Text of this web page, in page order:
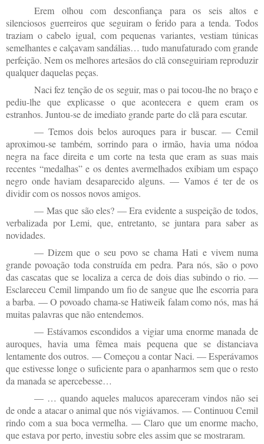
Erem olhou com desconfiança para os seis altos e
silenciosos guerreiros que seguiram o ferido para a tenda. Todos
traziam o cabelo igual, com pequenas variantes, vestiam túnicas
semelhantes e calçavam sandálias… tudo manufaturado com grande
perfeição. Nem os melhores artesãos do clã conseguiriam reproduzir
qualquer daquelas peças.
Naci fez tenção de os seguir, mas o pai tocou-lhe no braço e
pediu-lhe que explicasse o que acontecera e quem eram os
estranhos. Juntou-se de imediato grande parte do clã para escutar.
— Temos dois belos auroques para ir buscar. — Cemil
aproximou-se também, sorrindo para o irmão, havia uma nódoa
negra na face direita e um corte na testa que eram as suas mais
recentes “medalhas” e os dentes avermelhados exibiam um espaço
negro onde haviam desaparecido alguns. — Vamos é ter de os
dividir com os nossos novos amigos.
— Mas que são eles? — Era evidente a suspeição de todos,
verbalizada por Lemi, que, entretanto, se juntara para saber as
novidades.
— Dizem que o seu povo se chama Hati e vivem numa
grande povoação toda construída em pedra. Para nós, são o povo
das cascatas que se localiza a cerca de dois dias subindo o rio. —
Esclareceu Cemil limpando um fio de sangue que lhe escorria para
a barba. — O povoado chama-se Hatiweik falam como nós, mas há
muitas palavras que não entendemos.
— Estávamos escondidos a vigiar uma enorme manada de
auroques, havia uma fêmea mais pequena que se distanciava
lentamente dos outros. — Começou a contar Naci. — Esperávamos
que estivesse longe o suficiente para o apanharmos sem que o resto
da manada se apercebesse…
— … quando aqueles malucos apareceram vindos não sei
de onde a atacar o animal que nós vigiávamos. — Continuou Cemil
rindo com a sua boca vermelha. — Claro que um enorme macho,
que estava por perto, investiu sobre eles assim que se mostraram.